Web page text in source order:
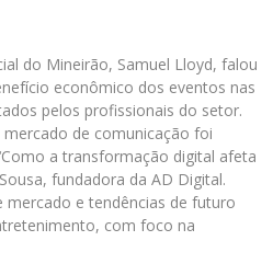
do Mineirão, Samuel Lloyd, falou
econômico dos eventos nas
pelos profissionais do setor.
de comunicação foi
a transformação digital afeta
fundadora da AD Digital.
e tendências de futuro
com foco na